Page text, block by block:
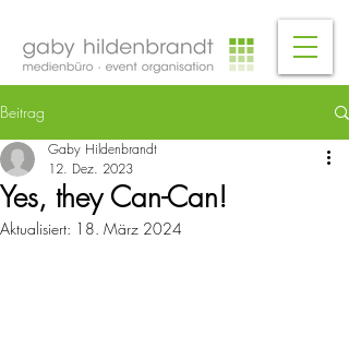
Beitrag
Yes, they Can-Can!
Gaby Hildenbrandt
12. Dez. 2023
Aktualisiert: 18. März 2024